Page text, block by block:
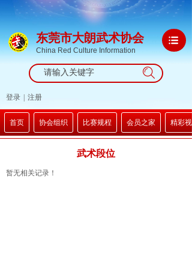
东莞市大朗武术协会
China Red Culture Information
搜索
登录 注册
首页 协会组织 比赛规程 会员之家 精彩视
武术段位
暂无相关记录！